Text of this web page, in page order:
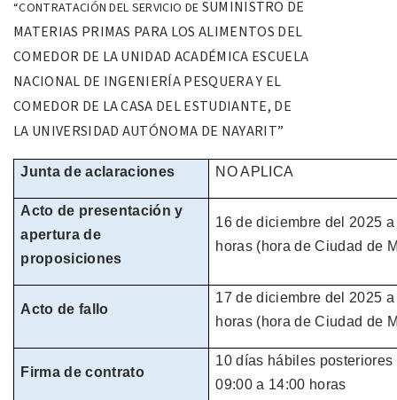
“CONTRATACIÓN DEL SERVICIO DE SUMINISTRO DE
MATERIAS PRIMAS PARA LOS ALIMENTOS DEL
COMEDOR DE LAUNIDAD ACADÉMICA ESCUELA
NACIONAL DE INGENIERÍA PESQUERA Y EL
COMEDOR DE LA CASA DEL ESTUDIANTE, DE
LA UNIVERSIDAD AUTÓNOMA DE NAYARIT”
Junta de aclaraciones NO APLICA
Acto de presentación y
apertura de
proposiciones
16 dediciembre del 2025 a
horas (hora deCiudad de
Acto de fallo
17 de diciembre del 2025 a
horas (hora deCiudad de
Firma de contrato
10 días hábiles
09:00 a 14:00 horas